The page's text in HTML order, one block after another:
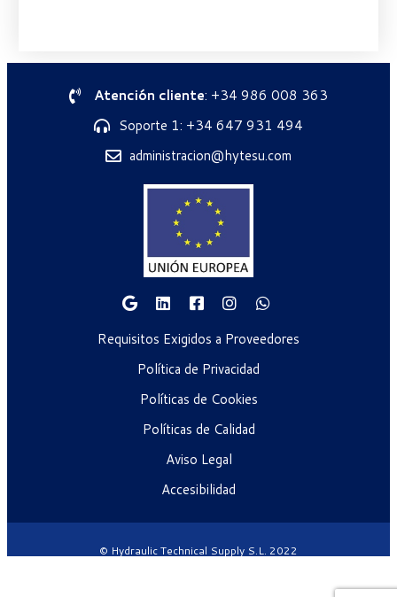
Atención cliente: +34 986 008 363
Soporte 1: +34 647 931 494
administracion@hytesu.com
Requisitos Exigidos a Proveedores
Política de Privacidad
Políticas de Cookies
Políticas de Calidad
Aviso Legal
Accesibilidad
© Hydraulic Technical Supply S.L. 2022